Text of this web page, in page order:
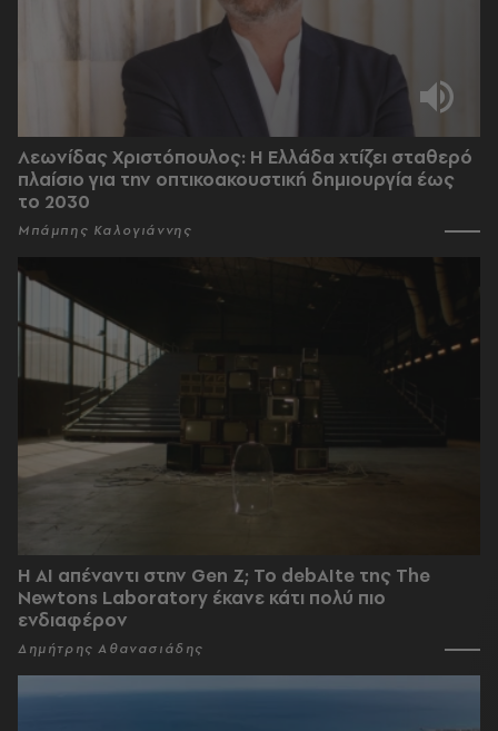
Λεωνίδας Χριστόπουλος: Η Ελλάδα χτίζει σταθερό
πλαίσιο για την οπτικοακουστική δημιουργία έως
το 2030
Μπάμπης Καλογιάννης
Η AI απέναντι στην Gen Z; Το debAIte της The
Newtons Laboratory έκανε κάτι πολύ πιο
ενδιαφέρον
Δημήτρης Αθανασιάδης